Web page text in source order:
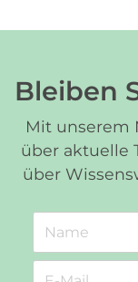
Bleiben
Mit unserem
über aktuelle
über